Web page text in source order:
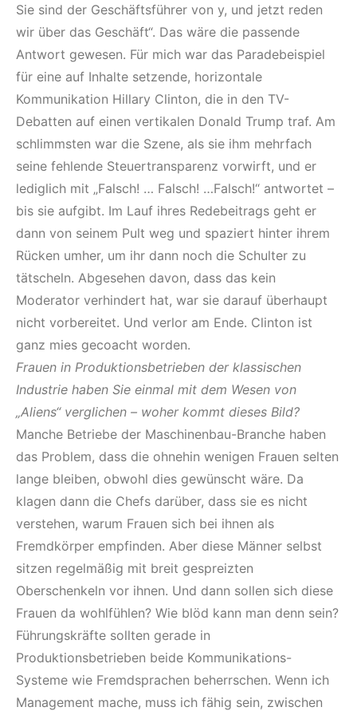
Sie sind der Geschäftsführer von y, und jetzt reden
wir über das Geschäft“. Das wäre die passende
Antwort gewesen. Für mich war das Paradebeispiel
für eine auf Inhalte setzende, horizontale
Kommunikation Hillary Clinton, die in den TV-
Debatten auf einen vertikalen Donald Trump traf. Am
schlimmsten war die Szene, als sie ihm mehrfach
seine fehlende Steuertransparenz vorwirft, und er
lediglich mit „Falsch! … Falsch! …Falsch!“ antwortet –
bis sie aufgibt. Im Lauf ihres Redebeitrags geht er
dann von seinem Pult weg und spaziert hinter ihrem
Rücken umher, um ihr dann noch die Schulter zu
tätscheln. Abgesehen davon, dass das kein
Moderator verhindert hat, war sie darauf überhaupt
nicht vorbereitet. Und verlor am Ende. Clinton ist
ganz mies gecoacht worden.
Frauen in Produktionsbetrieben der klassischen
Industrie haben Sie einmal mit dem Wesen von
„Aliens“ verglichen – woher kommt dieses Bild?
Manche Betriebe der Maschinenbau-Branche haben
das Problem, dass die ohnehin wenigen Frauen selten
lange bleiben, obwohl dies gewünscht wäre. Da
klagen dann die Chefs darüber, dass sie es nicht
verstehen, warum Frauen sich bei ihnen als
Fremdkörper empfinden. Aber diese Männer selbst
sitzen regelmäßig mit breit gespreizten
Oberschenkeln vor ihnen. Und dann sollen sich diese
Frauen da wohlfühlen? Wie blöd kann man denn sein?
Führungskräfte sollten gerade in
Produktionsbetrieben beide Kommunikations-
Systeme wie Fremdsprachen beherrschen. Wenn ich
Management mache, muss ich fähig sein, zwischen